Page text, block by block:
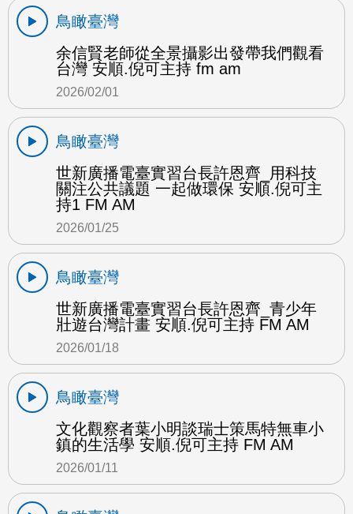
鳥瞰臺灣
余信賢老師從全景攝影出發帶我們觀看
台灣 安順.倪可主持 fm am
2026/02/01
鳥瞰臺灣
世新廣播電臺實習台長許恩齊_用科技
關注公共議題 一起做環保 安順.倪可主
持1 FM AM
2026/01/25
鳥瞰臺灣
世新廣播電臺實習台長許恩齊_青少年
壯遊台灣計畫 安順.倪可主持 FM AM
2026/01/18
鳥瞰臺灣
文化觀察者葉小明談瑞士策馬特無車小
鎮的生活學 安順.倪可主持 FM AM
2026/01/11